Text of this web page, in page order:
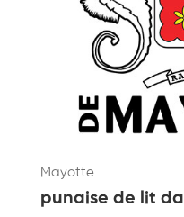
Mayotte
punaise de lit